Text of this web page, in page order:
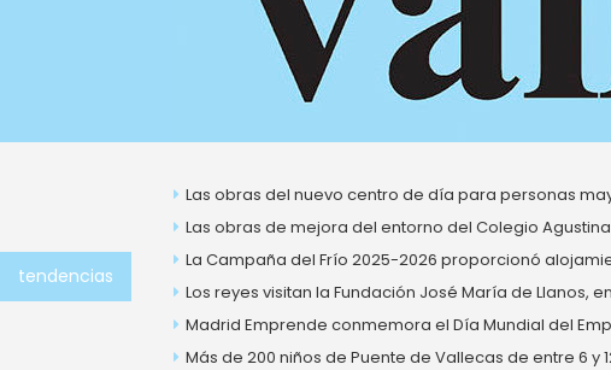
tendencias
Las obras del nuevo centro de día para personas
Las obras de mejora del entorno del Colegio
La Campaña del Frío 2025-2026 proporcionó
Los reyes visitan la Fundación José María de Llanos,
Madrid Emprende conmemora el Día Mundial del
Más de 200 niños de Puente de Vallecas de entre 6